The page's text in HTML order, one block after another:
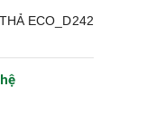
ECO_D242